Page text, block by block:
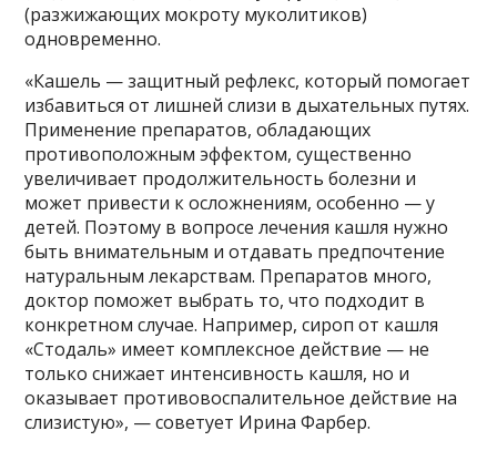
(разжижающих мокроту муколитиков)
одновременно.
«Кашель — защитный рефлекс, который помогает
избавиться от лишней слизи в дыхательных путях.
Применение препаратов, обладающих
противоположным эффектом, существенно
увеличивает продолжительность болезни и
может привести к осложнениям, особенно — у
детей. Поэтому в вопросе лечения кашля нужно
быть внимательным и отдавать предпочтение
натуральным лекарствам. Препаратов много,
доктор поможет выбрать то, что подходит в
конкретном случае. Например, сироп от кашля
«Стодаль» имеет комплексное действие — не
только снижает интенсивность кашля, но и
оказывает противовоспалительное действие на
слизистую», — советует Ирина Фарбер.